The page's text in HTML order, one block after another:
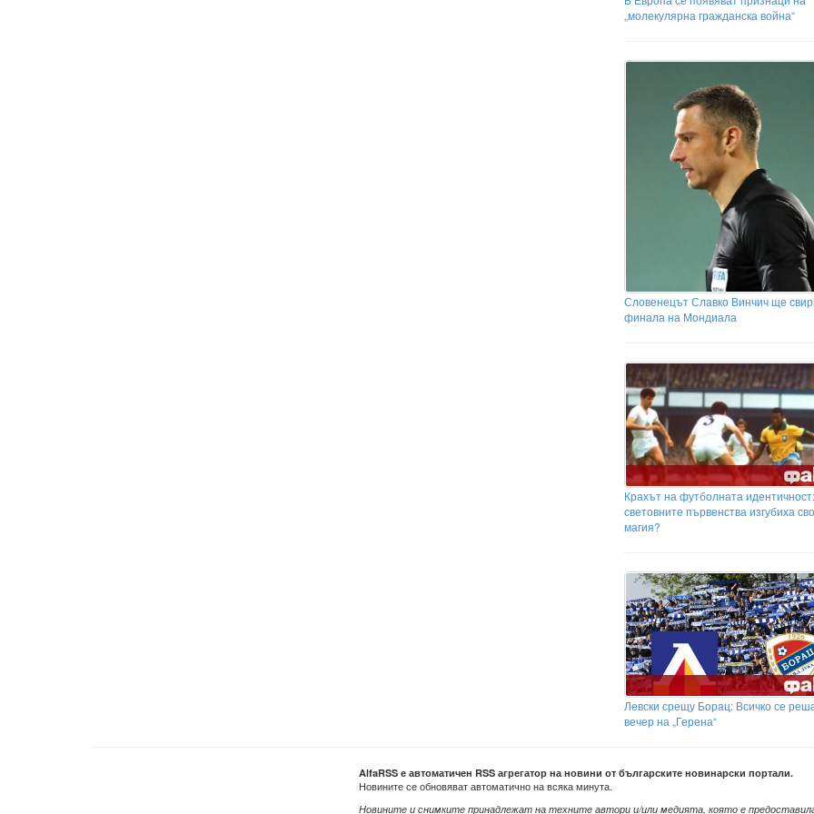
„молекулярна гражданска война“
Словенецът Славко Винчич ще
финала на Мондиала
Крахът на футболната
световните първенства изгубиха
магия?
Левски срещу Борац: Всичко се
вечер на „Герена“
AlfaRSS е автоматичен RSS агрегатор на новини от българските новинарски портали.
Новините се обновяват автоматично на всяка минута.
Новините и снимките принадлежат на техните автори и/или медията, която е